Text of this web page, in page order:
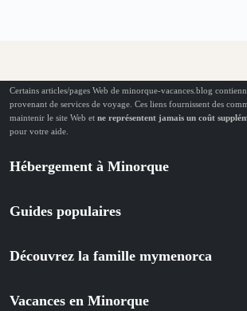
Certains articles/pages Web de minorque-vacances.blog
provenant de services de voyage. Ces liens fournissent des
maintenir le site Web et ne représentent jamais un coût
pour votre aide.
Hébergement à Minorque
Guides populaires
Découvrez la famille mymenorca
Vacances en Minorque